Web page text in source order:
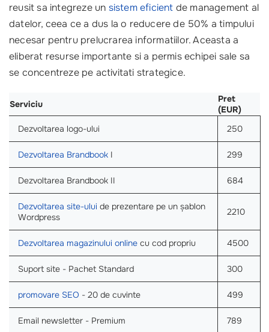
reusit sa integreze un sistem eficient de management al
datelor, ceea ce a dus la o reducere de 50% a timpului
necesar pentru prelucrarea informatiilor. Aceasta a
eliberat resurse importante si a permis echipei sale sa
se concentreze pe activitati strategice.
Serviciu
Pret
(EUR)
Dezvoltarea logo-ului
250
Dezvoltarea Brandbook I 299
Dezvoltarea Brandbook II 684
Dezvoltarea site-ului de prezentare pe un șablon
Wordpress
2210
Dezvoltarea magazinului online cu cod propriu 4500
Suport site - Pachet Standard 300
promovare SEO - 20 de cuvinte 499
Email newsletter - Premium 789